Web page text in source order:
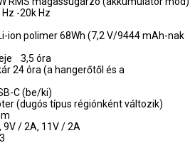
-20k Hz
polimer 68Wh (7,2 V/9444 mAh-nak
3,5 óra
24 óra (a hangerőtől és a
C (be/ki)
(dugós típus régiónként változik)
/ 2A, 11V / 2A